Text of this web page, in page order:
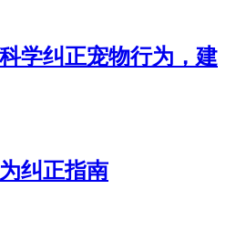
学纠正宠物行为，建
纠正指南